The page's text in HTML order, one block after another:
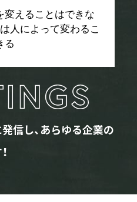
変えることはできな
人によって変わるこ
る
信し、あらゆる企業の